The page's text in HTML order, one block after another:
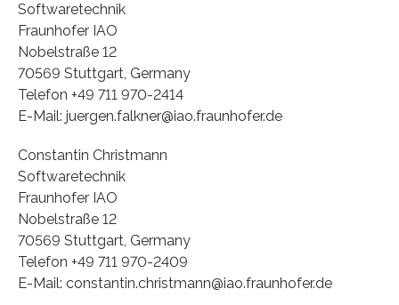
Softwaretechnik
Fraunhofer IAO
Nobelstraße 12
70569 Stuttgart, Germany
Telefon +49 711 970-2414
E-Mail: juergen.falkner@iao.fraunhofer.de
Constantin Christmann
Softwaretechnik
Fraunhofer IAO
Nobelstraße 12
70569 Stuttgart, Germany
Telefon +49 711 970-2409
E-Mail: constantin.christmann@iao.fraunhofer.de